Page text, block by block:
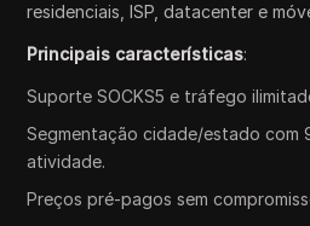
residenciais, ISP, datacenter e
Principais características:
Suporte SOCKS5 e tráfego
Segmentação cidade/estado com
atividade.
Preços pré-pagos sem